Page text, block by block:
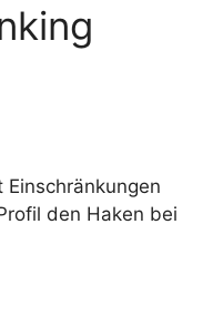
den Haken bei